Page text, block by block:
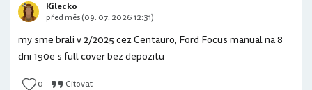
my sme brali v 2/2025 cez Centauro, Ford Focus manual na 8
dni 190e s full cover bez depozitu
0 Citovat
Kilecko
před měs (09. 07. 2026 12:31)